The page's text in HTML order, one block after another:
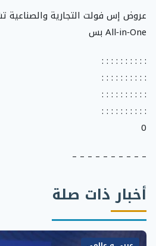
عروض إس فولت التجارية والصناعية
All‑in‑One بس
: : : : : : : : : :
: : : : : : : : : :
: : : : : : : : : :
: : : : : : : : : :
0
– – – – – – – – – –
أخبار ذات صلة